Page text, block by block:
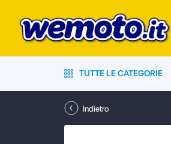
TUTTE LE CATEGORIE
Indietro